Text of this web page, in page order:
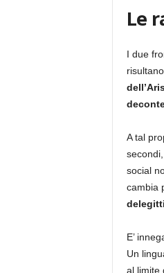
Le
I due
A tal
social
cambia
E’
Un
al limite